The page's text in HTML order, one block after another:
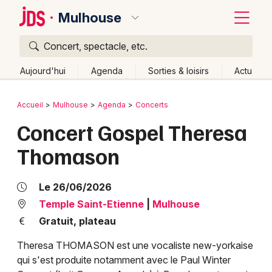
Mulhouse
Concert, spectacle, etc.
Aujourd'hui Agenda Sorties & loisirs Actu
Publier un événement
Grands événements
Activité & Expérience
Foires & salons
Bordeaux
Colmar
Lyon
Marseille
Mulhouse
Retour
Accueil Mulhouse Agenda Concerts
Concert Gospel Theresa
Thomason
Le 26/06/2026
Temple Saint-Etienne
Mulhouse
Gratuit, plateau
Theresa THOMASON est une vocaliste new-yorkaise
qui s'est produite notamment avec le Paul Winter
Quoi ?
Où ?
Partout
Près de moi Changer de lieu
Quand ?
Aujourd'hui
Demain